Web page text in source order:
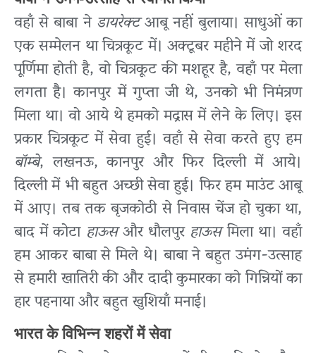
वहाँ से बाबा नेडायरेक्टआबू नहीं बुलाया। साधुओं का
एक सम्मेलन था चित्रकूट में। अक्टूबर महीने में जो शरद
पूर्णिमा होती है, वो चित्रकूट की मशहूर है, वहाँ पर मेला
लगता है। कानपुर में गुप्ता जी थे, उनको भी निमंत्रण
मिला था। वो आये थे हमको मद्रास में लेने के लिए। इस
प्रकार चित्रकूट में सेवा हुई। वहाँ से सेवा करते हुए हम
बॉम्बे, लखनऊ, कानपुर और फिर दिल्ली में आये।
दिल्ली में भी बहुत अच्छी सेवा हुई। फिर हम माउंट आबू
में आए। तब तक बृजकोठी से निवास चेंज हो चुका था,
बाद में कोटा हाऊसऔर धौलपुरहाऊसमिला था। वहाँ
हम आकर बाबा से मिले थे। बाबा ने बहुत उमंग-उत्साह
से हमारी खातिरी की और दादी कुमारका को गिन्नियों का
हार पहनाया और बहुत खुशियाँ मनाई।
भारत के विभिन्न शहरों में सेवा